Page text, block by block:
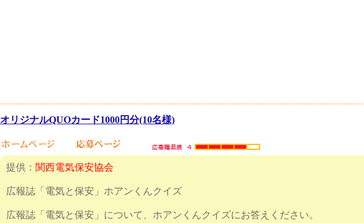
オリジナルQUOカード1000円分(10名様)
提供： 関西電気保安協会
広報誌「電気と保安」ホアンくんクイズ
広報誌「電気と保安」について、ホアンくんクイズにお答えください。